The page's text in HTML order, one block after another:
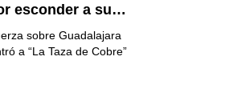
esconder a su
el verdadero
de estallar.
sobre Guadalajara
a “La Taza de Cobre”